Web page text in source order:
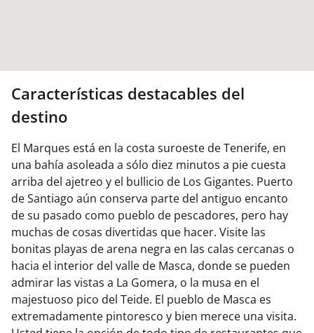
Características destacables del
destino
El Marques está en la costa suroeste de Tenerife, en
una bahía asoleada a sólo diez minutos a pie cuesta
arriba del ajetreo y el bullicio de Los Gigantes. Puerto
de Santiago aún conserva parte del antiguo encanto
de su pasado como pueblo de pescadores, pero hay
muchas de cosas divertidas que hacer. Visite las
bonitas playas de arena negra en las calas cercanas o
hacia el interior del valle de Masca, donde se pueden
admirar las vistas a La Gomera, o la musa en el
majestuoso pico del Teide. El pueblo de Masca es
extremadamente pintoresco y bien merece una visita.